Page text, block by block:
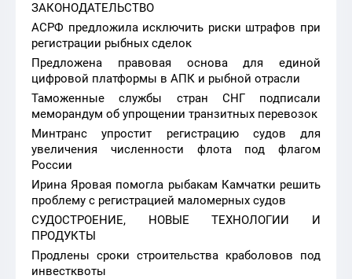
ЗАКОНОДАТЕЛЬСТВО
АСРФ предложила исключить риски штрафов при
регистрации рыбных сделок
Предложена правовая основа для единой
цифровой платформы в АПК и рыбной отрасли
Таможенные службы стран СНГ подписали
меморандум об упрощении транзитных перевозок
Минтранс упростит регистрацию судов для
увеличения численности флота под флагом
России
Ирина Яровая помогла рыбакам Камчатки решить
проблему с регистрацией маломерных судов
СУДОСТРОЕНИЕ, НОВЫЕ ТЕХНОЛОГИИ И
ПРОДУКТЫ
Продлены сроки строительства краболовов под
инвестквоты